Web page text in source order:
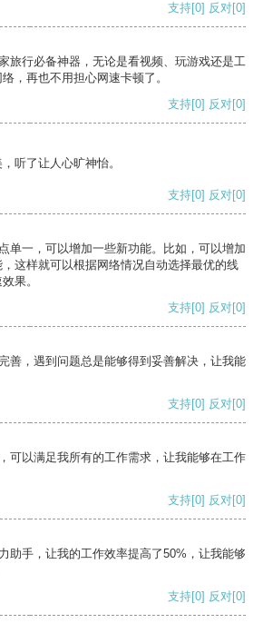
支持[0] 反对[0]
旅行必备神器，无论是看视频、玩游戏还是工
，再也不用担心网速卡顿了。
支持[0] 反对[0]
听了让人心旷神怡。
支持[0] 反对[0]
单一，可以增加一些新功能。比如，可以增加
这样就可以根据网络情况自动选择最优的线
果。
支持[0] 反对[0]
善，遇到问题总是能够得到妥善解决，让我能
支持[0] 反对[0]
可以满足我所有的工作需求，让我能够在工作
支持[0] 反对[0]
助手，让我的工作效率提高了50%，让我能够
支持[0] 反对[0]